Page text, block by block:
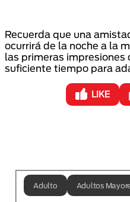
Recuerda que una
ocurrirá de la noche a la
las primeras impresiones
suficiente tiempo para
LIKE
Adulto Adultos